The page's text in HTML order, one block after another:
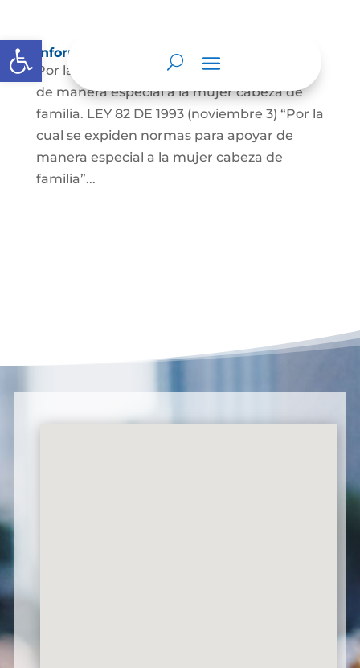
Abrir barra de herramientas
Información para Mujeres.
Por la cual se expiden normas para apoyar
de manera especial a la mujer cabeza de
familia. LEY 82 DE 1993 (noviembre 3) “Por la
cual se expiden normas para apoyar de
manera especial a la mujer cabeza de
familia”...